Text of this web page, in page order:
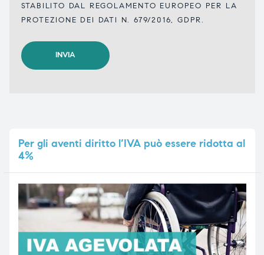
STABILITO DAL REGOLAMENTO EUROPEO PER LA
PROTEZIONE DEI DATI N. 679/2016, GDPR.
Pergli aventi diritto l’IVA può essere ridotta al
4%